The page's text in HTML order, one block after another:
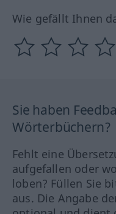
Wie gefällt Ihnen
Sie haben
Wörterbüchern?
Fehlt eine
aufgefallen oder
loben? Füllen Sie
aus. Die Angabe